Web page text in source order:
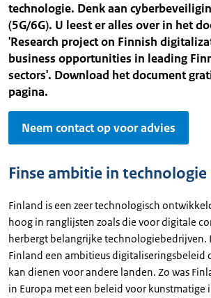
technologie. Denk aan
(5G/6G). U leest er alles over in het
'Research project on Finnish
business opportunities in leading
sectors'. Download het document
pagina.
Neem contact op voor advies
Finse ambitie in technologie
Finland is een zeer technologisch
hoog in ranglijsten zoals die voor digitale
herbergt belangrijke technologiebedrijven.
Finland een ambitieus digitaliseringsbeleid
kan dienen voor andere landen. Zo was
in Europa met een beleid voor kunstmatige